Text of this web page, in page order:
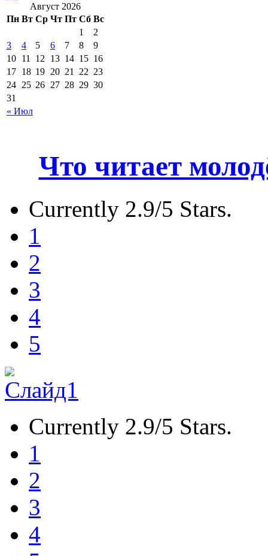
Август 2026
Пн Вт Ср Чт Пт Сб Вс
« Июл
1
2
3
4 5 6 7 8
9
10 11 12 13 14 15 16
17 18 19 20 21 22 23
24 25 26 27 28 29 30
31
Что читает
Currently 2.9/5 Stars.
1
2
3
4
5
Currently 2.9/5 Stars.
1
2
3
4